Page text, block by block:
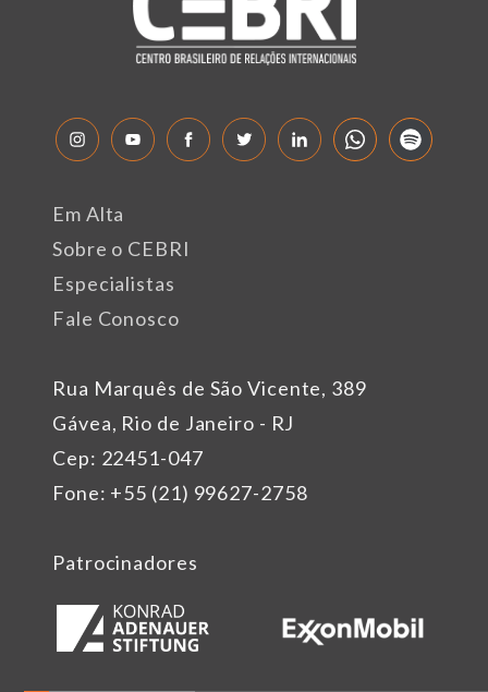
Rua Marquês de São Vicente, 389
Gávea, Rio de Janeiro - RJ
Cep: 22451-047
Fone: +55 (21) 99627-2758
Em Alta
Sobre o CEBRI
Especialistas
Fale Conosco
Patrocinadores